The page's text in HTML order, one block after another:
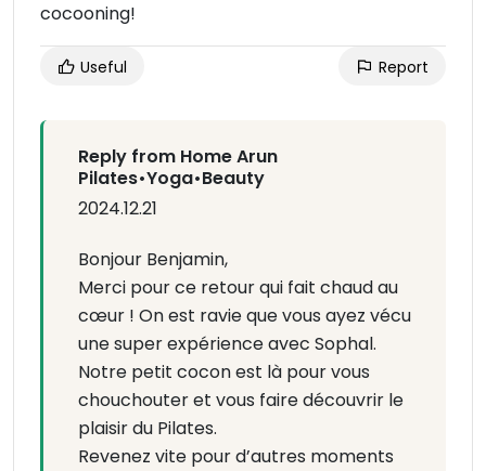
cocooning!
Useful Report
Reply from Home Arun
Pilates•Yoga•Beauty
2024.12.21
Bonjour Benjamin,
Merci pour ce retour qui fait chaud au
cœur ! On est ravie que vous ayez vécu
une super expérience avec Sophal.
Notre petit cocon est là pour vous
chouchouter et vous faire découvrir le
plaisir du Pilates.
Revenez vite pour d’autres moments